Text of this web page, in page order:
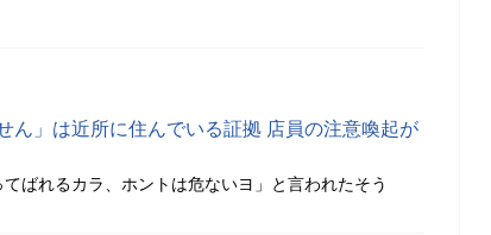
ん」は近所に住んでいる証拠 店員の注意喚起が
てばれるカラ、ホントは危ないヨ」と言われたそう